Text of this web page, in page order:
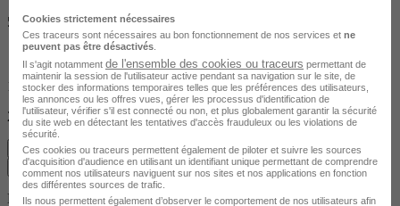
50km
10km
200km
Effacer
Valider
Durée de la formation
Cookies strictement nécessaires
Ces traceurs sont nécessaires au bon fonctionnement de nos services et ne
peuvent pas être désactivés
Il s'agit notamment de l'ensemble des cookies ou traceurs permettant de
maintenir la session de l'utilisateur active pendant sa navigation sur le site, de
stocker des informations temporaires telles que les préférences des utilisateurs,
les annonces ou les offres vues, gérer les processus d'identification de
l'utilisateur, vérifier s'il est connecté ou non, et plus globalement garantir la sécurité
du site web en détectant les tentatives d'accès frauduleux ou les violations de
sécurité.
Ces cookies ou traceurs permettent également de piloter et suivre les sources
d'acquisition d'audience en utilisant un identifiant unique permettant de comprendre
comment nos utilisateurs naviguent sur nos sites et nos applications en fonction
des différentes sources de trafic.
Ils nous permettent également d’observer le comportement de nos utilisateurs afin